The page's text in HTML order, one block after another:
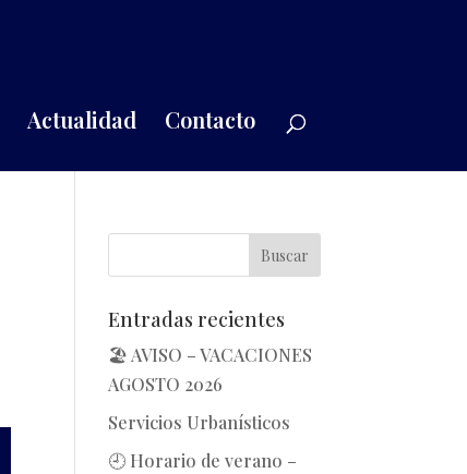
Actualidad Contacto
Entradas recientes
🏖️ AVISO – VACACIONES
AGOSTO 2026
Servicios Urbanísticos
🕘 Horario de verano –